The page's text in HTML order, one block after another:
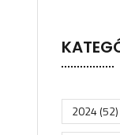
2024(52)